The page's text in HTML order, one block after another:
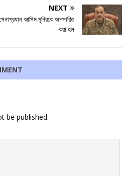
NEXT
আসিম মুনিরকে অপসারিত
করা হল
be published.